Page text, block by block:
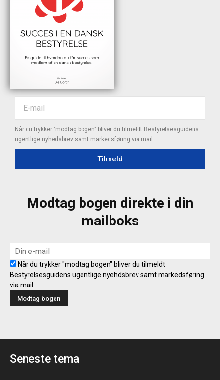
Når du trykker "modtag bogen" bliver du tilmeldt Bestyrelsesguidens
ugentlige nyhedsbrev samt markedsføring via mail.
Tilmeld
Modtag bogen direkte i din
mailboks
Når du trykker "modtag bogen" bliver du tilmeldt
Bestyrelsesguidens ugentlige nyehdsbrev samt markedsføring
via mail
Seneste tema